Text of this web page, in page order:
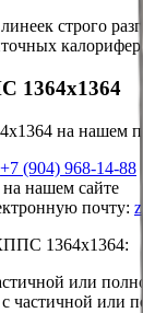
строго
1364x1364
на нашем
+7 (904) 968-14-88
на нашем сайте
почту:
1364x1364:
или
частичной или